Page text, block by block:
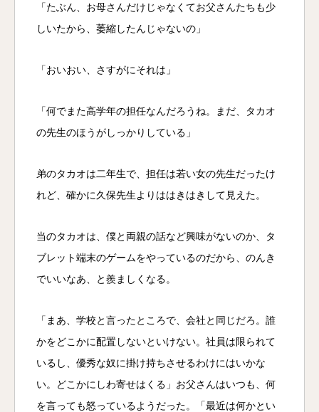
「たぶん、お母さんだけじゃなくてお父さんたちも少
しいたから、萎縮したんじゃないの」
「おいおい、さすがにそれは」
「何でまた高学年の担任なんだろうね。まだ、タカオ
の先生のほうがしっかりしている」
弟のタカオは二年生で、担任は若い女の先生だったけ
れど、確かに久保先生よりははきはきして見えた。
当のタカオは、僕と両親の話など興味がないのか、タ
ブレット端末のゲームをやっているのだから、のんき
でいいなあ、と羨ましくなる。
「まあ、学校と言ったところで、会社と同じだろ。誰
かをどこかに配置しないといけない。社員は限られて
いるし、優秀な奴に掛け持ちさせるわけにはいかな
い。どこかにしわ寄せはくる」お父さんはいつも、何
を言っても怒っているようだった。「最近は何かとい